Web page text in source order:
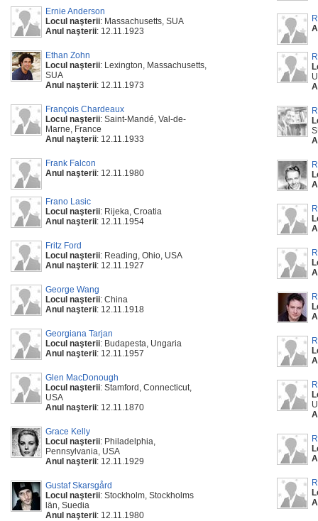
Ernie Anderson
Locul naşterii: Massachusetts, SUA
Anul naşterii: 12.11.1923
Ethan Zohn
Locul naşterii: Lexington, Massachusetts,
SUA
Anul naşterii: 12.11.1973
François Chardeaux
Locul naşterii: Saint-Mandé, Val-de-
Marne, France
Anul naşterii: 12.11.1933
Frank Falcon
Anul naşterii: 12.11.1980
Frano Lasic
Locul naşterii: Rijeka, Croatia
Anul naşterii: 12.11.1954
Fritz Ford
Locul naşterii: Reading, Ohio, USA
Anul naşterii: 12.11.1927
George Wang
Locul naşterii: China
Anul naşterii: 12.11.1918
Georgiana Tarjan
Locul naşterii: Budapesta, Ungaria
Anul naşterii: 12.11.1957
Glen MacDonough
Locul naşterii: Stamford, Connecticut,
USA
Anul naşterii: 12.11.1870
Grace Kelly
Locul naşterii: Philadelphia,
Pennsylvania, USA
Anul naşterii: 12.11.1929
Gustaf Skarsgård
Locul naşterii: Stockholm, Stockholms
län, Suedia
Anul naşterii: 12.11.1980